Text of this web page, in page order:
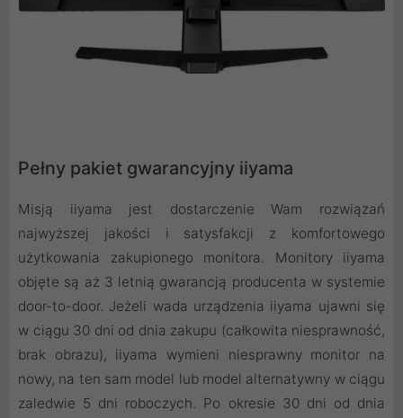
Pełny pakiet gwarancyjny iiyama
Misją iiyama jest dostarczenie Wam rozwiązań
najwyższej jakości i satysfakcji z komfortowego
użytkowania zakupionego monitora. Monitory iiyama
objęte są aż 3 letnią gwarancją producenta w systemie
door-to-door. Jeżeli wada urządzenia iiyama ujawni się
w ciągu 30 dni od dnia zakupu (całkowita niesprawność,
brak obrazu), iiyama wymieni niesprawny monitor na
nowy, na ten sam model lub model alternatywny w ciągu
zaledwie 5 dni roboczych. Po okresie 30 dni od dnia